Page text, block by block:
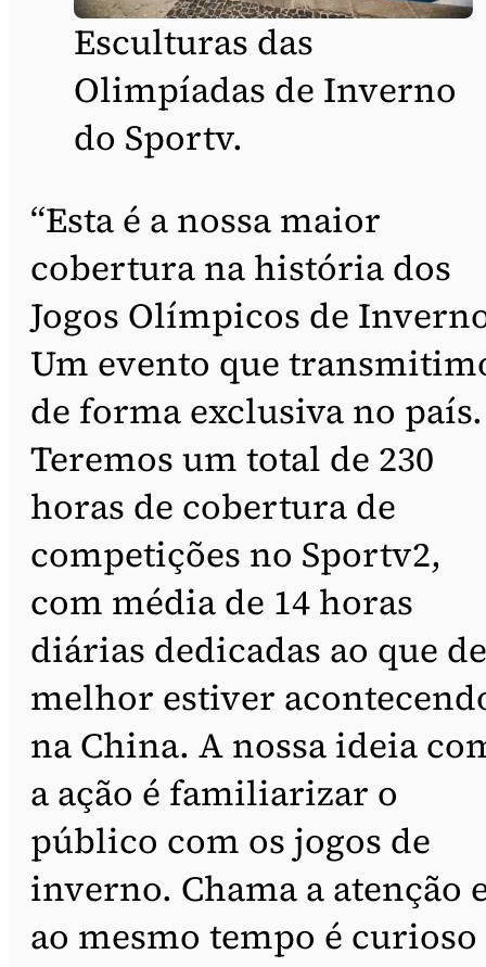
Esculturas das
Olimpíadas de Inverno
do Sportv.
“Esta é a nossa maior
cobertura na história dos
Jogos Olímpicos de
Um evento que
de forma exclusiva no país.
Teremos um total de 230
horas de cobertura de
competições no Sportv2,
com média de 14 horas
diárias dedicadas ao que de
melhor estiver
na China. A nossa ideia
a ação é familiarizar o
público com os jogos de
inverno. Chama a atenção
ao mesmo tempo é curioso